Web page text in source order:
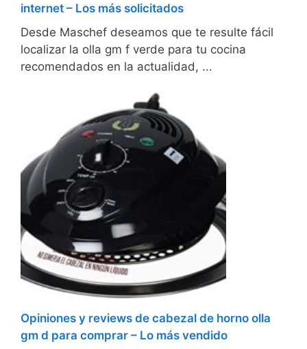
internet – Los más solicitados
Desde Maschef deseamos que te resulte fácil
localizar la olla gm f verde para tu cocina
recomendados en la actualidad, ...
Opiniones y reviews de cabezal de horno olla
gm d para comprar – Lo más vendido